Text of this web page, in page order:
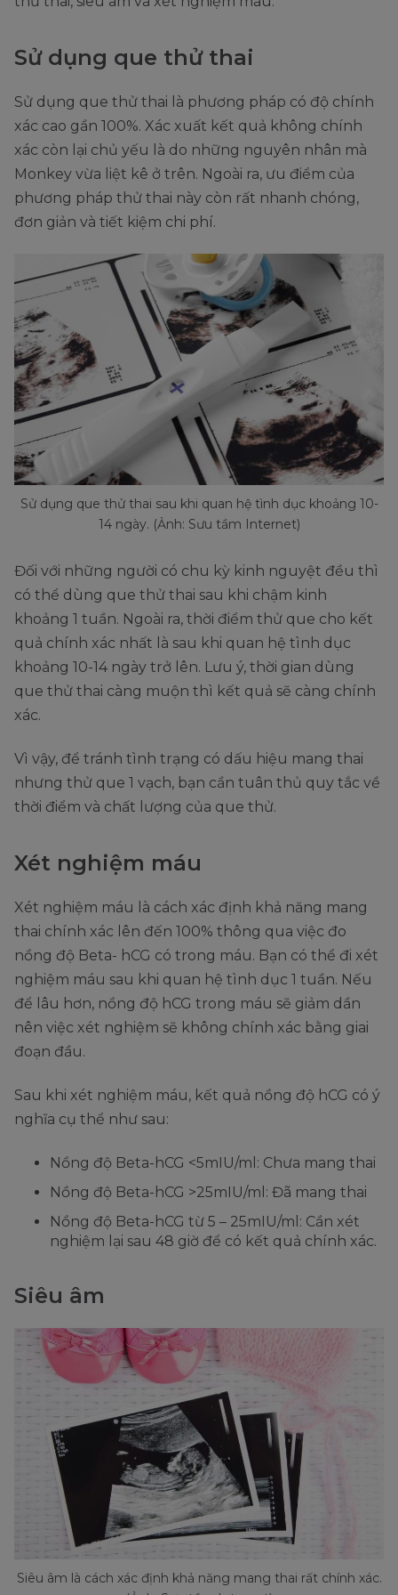
Sử dụng que thử thai
Sử dụng que thử thai là phương pháp có độ chính
xác cao gần 100%. Xác xuất kết quả không chính
xác còn lại chủ yếu là do những nguyên nhân mà
Monkey vừa liệt kê ở trên. Ngoài ra, ưu điểm của
phương pháp thử thai này còn rất nhanh chóng,
đơn giản và tiết kiệm chi phí.
Sử dụng que thử thai sau khi quan hệ tình dục khoảng 10-
14 ngày. (Ảnh: Sưu tầm Internet)
Đối với những người có chu kỳ kinh nguyệt đều thì
có thể dùng que thử thai sau khi chậm kinh
khoảng 1 tuần. Ngoài ra, thời điểm thử que cho kết
quả chính xác nhất là sau khi quan hệ tình dục
khoảng 10-14 ngày trở lên. Lưu ý, thời gian dùng
que thử thai càng muộn thì kết quả sẽ càng chính
xác.
Vì vậy, để tránh tình trạng có dấu hiệu mang thai
nhưng thử que 1 vạch, bạn cần tuân thủ quy tắc về
thời điểm và chất lượng của que thử.
Xét nghiệm máu
Xét nghiệm máu là cách xác định khả năng mang
thai chính xác lên đến 100% thông qua việc đo
nồng độ Beta- hCG có trong máu. Bạn có thể đi xét
nghiệm máu sau khi quan hệ tình dục 1 tuần. Nếu
để lâu hơn, nồng độ hCG trong máu sẽ giảm dần
nên việc xét nghiệm sẽ không chính xác bằng giai
đoạn đầu.
Sau khi xét nghiệm máu, kết quả nồng độ hCG có ý
nghĩa cụ thể như sau:
Nồng độ Beta-hCG <5mIU/ml: Chưa mang thai
Nồng độ Beta-hCG >25mIU/ml: Đã mang thai
Nồng độ Beta-hCG từ 5 – 25mIU/ml: Cần xét
nghiệm lại sau 48 giờ để có kết quả chính xác.
Siêu âm
Siêu âm là cách xác định khả năng mang thai rất chính xác.